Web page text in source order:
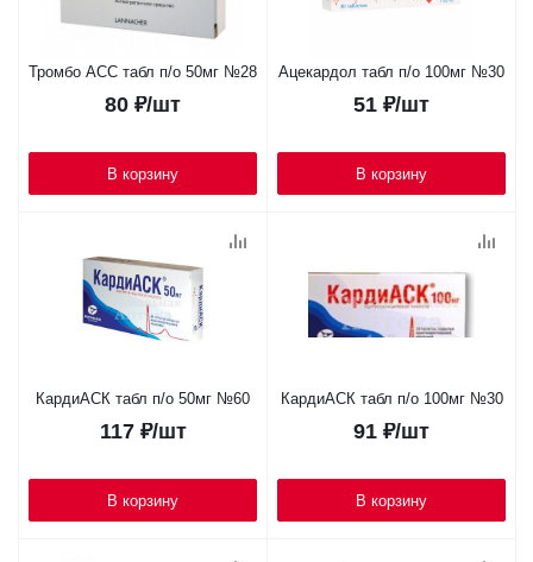
Тромбо АСС табл п/о 50мг №28
80 ₽/шт
В корзину
Ацекардол табл п/о 100мг №30
51 ₽/шт
В корзину
КардиАСК табл п/о 50мг №60
117₽/шт
В корзину
КардиАСК табл п/о 100мг №30
91 ₽/шт
В корзину